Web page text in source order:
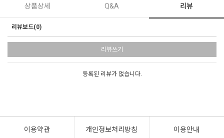
상품상세 Q&A 리뷰
리뷰보드(0)
리뷰쓰기
등록된 리뷰가 없습니다.
이용약관 개인정보처리방침 이용안내